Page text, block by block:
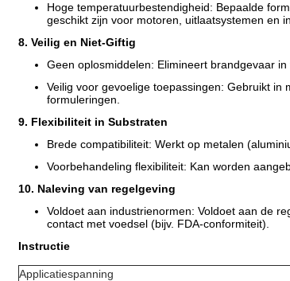
Hoge temperatuurbestendigheid: Bepaalde
geschikt zijn voor motoren, uitlaatsystemen en
8. Veilig en Niet-Giftig
Geen oplosmiddelen: Elimineert brandgevaar
Veilig voor gevoelige toepassingen: Gebruikt
formuleringen.
9. Flexibiliteit in Substraten
Brede compatibiliteit: Werkt op metalen
Voorbehandeling flexibiliteit: Kan worden
10. Naleving van regelgeving
Voldoet aan industrienormen: Voldoet aan de
contact met voedsel (bijv. FDA-conformiteit).
Instructie
Applicatiespanning